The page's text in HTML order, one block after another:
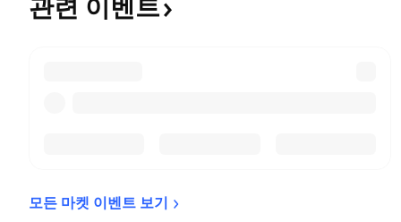
관련 이벤트
모든 마켓 이벤트 보기